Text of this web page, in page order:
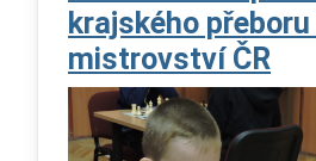
krajského přeboru
mistrovství ČR